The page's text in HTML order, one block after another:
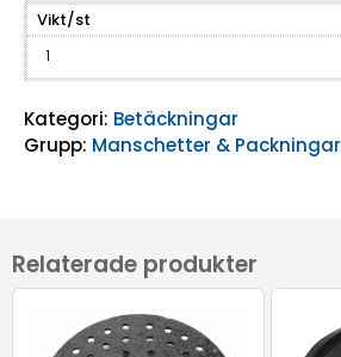
Vikt/st
1
Kategori: Betäckningar
Grupp: Manschetter & Packningar
Relaterade produkter